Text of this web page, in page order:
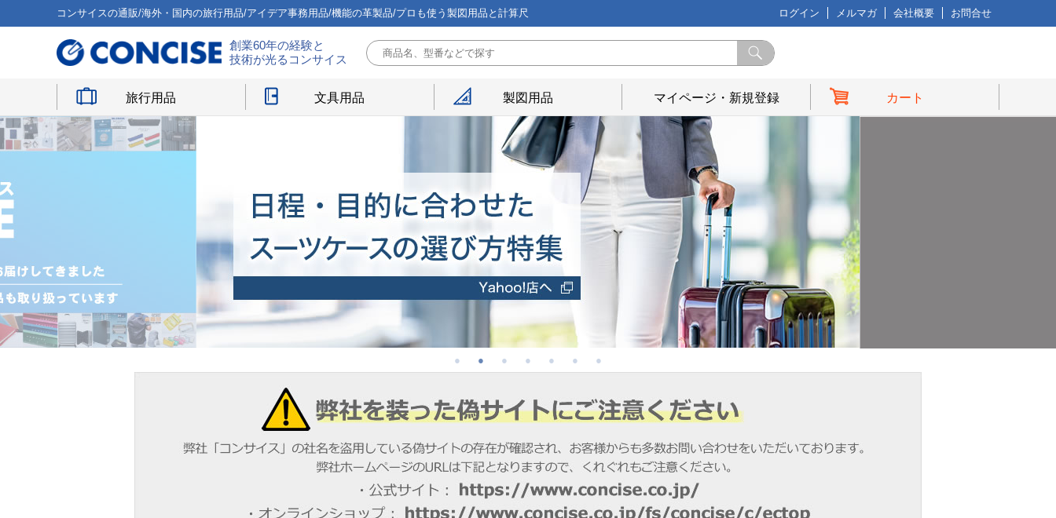
コンサイスの通販/海外・国内の旅行用品/アイデア事務用品/機能の革製品/プロも使う製図用品と計算尺 ログイン メルマガ 会社概要 お問合せ
創業60年の経験と
技術が光るコンサイス
旅行用品 文具用品 製図用品 マイページ・新規登録 カート